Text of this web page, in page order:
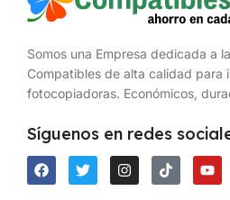
Somos una Empresa dedicada a
Compatibles de alta calidad para
fotocopiadoras. Económicos,
Síguenos en redes